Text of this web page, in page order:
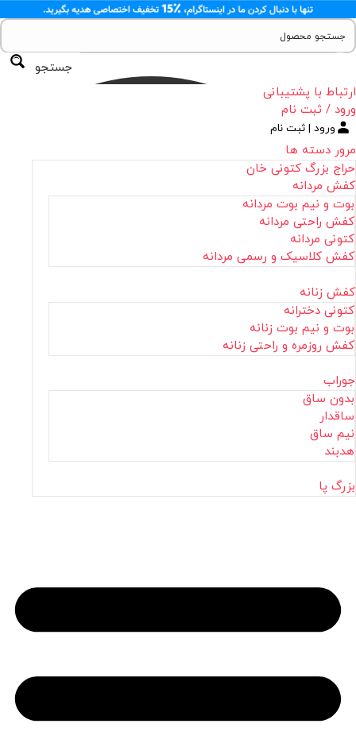
جستجو
ارتباط با پشتیبانی
ورود / ثبت نام
ورود | ثبت نام
مرور دسته ها
حراج بزرگ کتونی خان
کفش مردانه
بوت و نیم بوت مردانه
کفش راحتی مردانه
کتونی مردانه
کفش کلاسیک و رسمی مردانه
کفش زنانه
کتونی دخترانه
بوت و نیم بوت زنانه
کفش روزمره و راحتی زنانه
جوراب
بدون ساق
ساقدار
نیم ساق
هدبند
بزرگ پا